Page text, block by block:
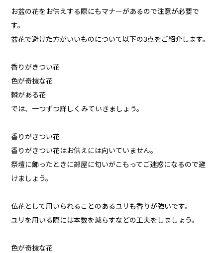
お盆の花をお供えする際にもマナーがあるので注意が必要で
す。
盆花で避けた方がいいものについて以下の3点をご紹介します。
香りがきつい花
色が奇抜な花
棘がある花
では、一つずつ詳しくみていきましょう。
香りがきつい花
香りがきつい花はお供えには向いていません。
祭壇に飾ったときに部屋に匂いがこもってご迷惑になるので避
けましょう。
仏花として用いられることのあるユリも香りが強いです。
ユリを用いる際には本数を減らすなどの工夫をしましょう。
色が奇抜な花